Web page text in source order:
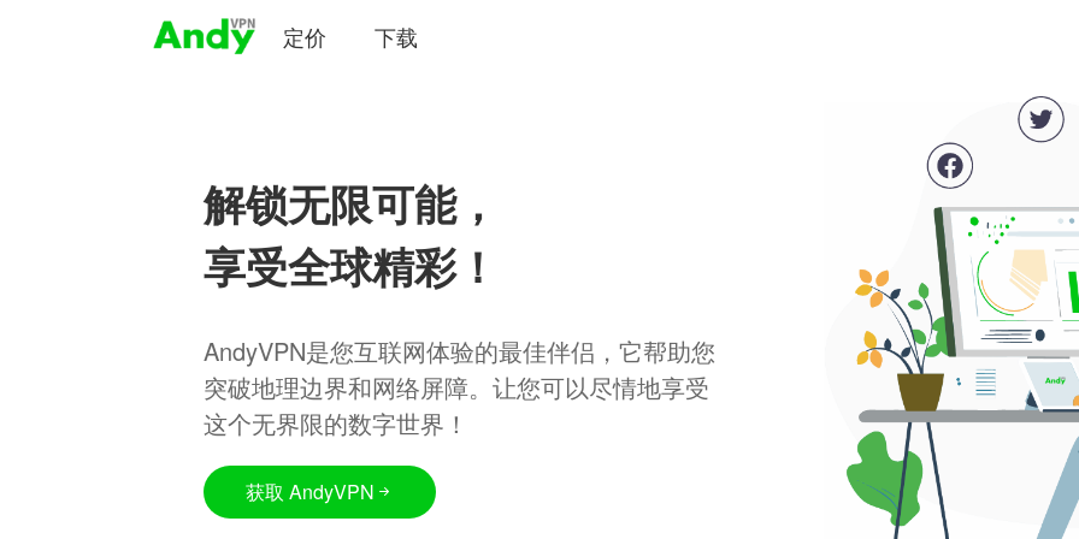
定价 下载
解锁无限可能，
享受全球精彩！
AndyVPN是您互联网体验的最佳伴侣，它帮助您
突破地理边界和网络屏障。让您可以尽情地享受
这个无界限的数字世界！
获取 AndyVPN